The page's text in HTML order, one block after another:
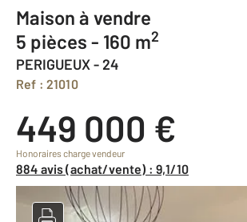
Maison à vendre
5 pièces - 160 m2
PERIGUEUX - 24
Ref : 21010
449 000 €
Honoraires charge vendeur
884 avis (achat/vente) : 9,1/10